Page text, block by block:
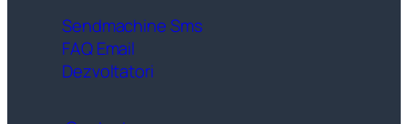
Sendmachine Sms
FAQ Email
Dezvoltatori